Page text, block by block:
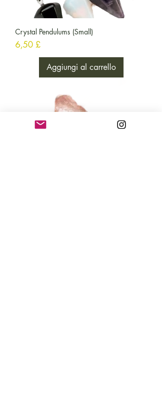
Crystal Pendulums (Small)
Prezzo
6,50 £
Aggiungi al carrello